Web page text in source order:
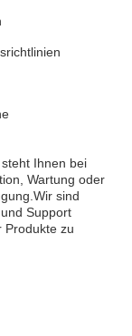
Ihnen bei
Wartung oder
sind
Support
Produkte zu